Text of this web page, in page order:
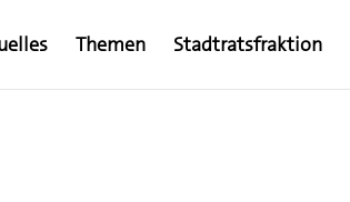
Themen Stadtratsfraktion